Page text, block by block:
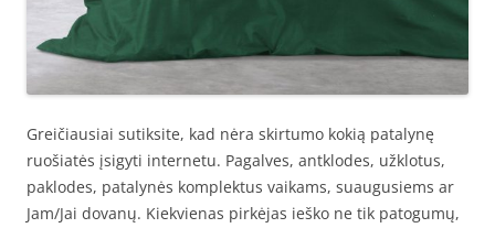
Greičiausiai sutiksite, kad nėra skirtumo kokią patalynę
ruošiatės įsigyti internetu. Pagalves, antklodes, užklotus,
paklodes, patalynės komplektus vaikams, suaugusiems ar
Jam/Jai dovanų. Kiekvienas pirkėjas ieško ne tik patogumų,